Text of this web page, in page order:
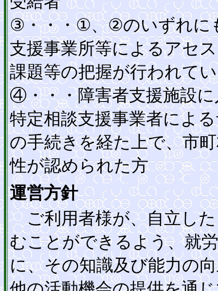
③・・・①、②のいずれに
支援事業所等によるアセ
課題等の把握が行われて
④・・・障害者支援施設
特定相談支援事業者によ
の手続きを経た上で、市
性が認められた方
運営方針
ご利用者様が、自立した
むことができるよう、就
に、その知識及び能力の